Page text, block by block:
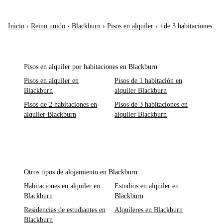
Inicio › Reino unido › Blackburn › Pisos en alquiler › +de 3 habitaciones
Pisos en alquiler por habitaciones en Blackburn
Pisos en alquiler en
Blackburn
Pisos de 1 habitación en
alquiler Blackburn
Pisos de 2 habitaciones en
alquiler Blackburn
Pisos de 3 habitaciones en
alquiler Blackburn
Otros tipos de alojamiento en Blackburn
Habitaciones en alquiler en
Blackburn
Estudios en alquiler en
Blackburn
Residencias de estudiantes en
Blackburn
Alquileres en Blackburn